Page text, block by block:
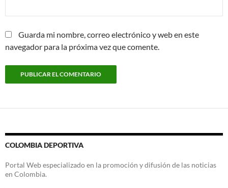
Guarda mi nombre, correo electrónico y web en este
navegador para la próxima vez que comente.
COLOMBIA DEPORTIVA
Portal Web especializado en la promoción y difusión de las noticias
en Colombia.